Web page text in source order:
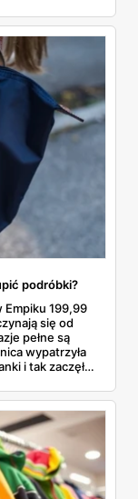
przybywa
co
taka rakieta
podróbki?
Empiku 199,99
się od
pełne są
wypatrzyła
i tak zaczęło
nie wciska nam
—